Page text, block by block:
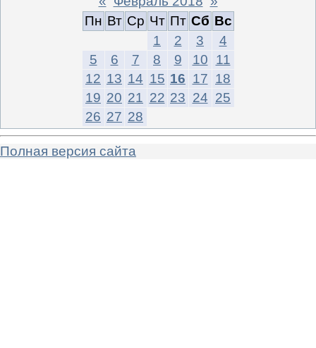
Пн Вт Ср Чт Пт Сб Вс
1
2 3
4
5
6 7 8 9 10
11
12 13 14 15 16 17 18
19 20 21 22 23 24 25
26 27 28
Полная версия сайта